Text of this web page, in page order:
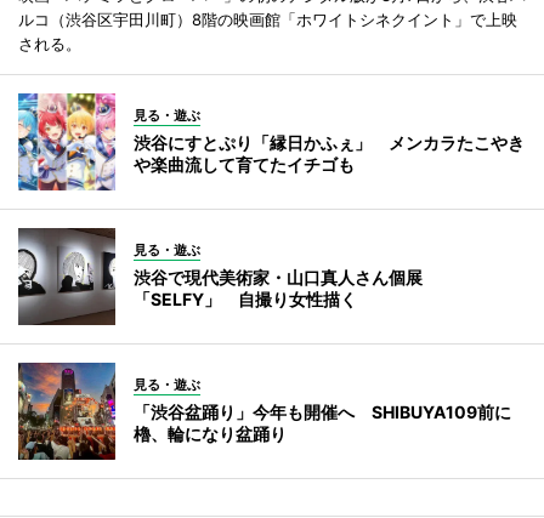
ルコ（渋谷区宇田川町）8階の映画館「ホワイトシネクイント」で上映
される。
見る・遊ぶ
渋谷にすとぷり「縁日かふぇ」 メンカラたこやき
や楽曲流して育てたイチゴも
見る・遊ぶ
渋谷で現代美術家・山口真人さん個展
「SELFY」 自撮り女性描く
見る・遊ぶ
「渋谷盆踊り」今年も開催へ SHIBUYA109前に
櫓、輪になり盆踊り